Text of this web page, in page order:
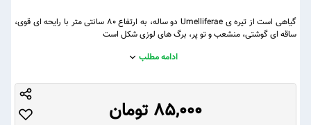
گیاهی است از تیره ی Umelliferae دو ساله، به ارتفاع 80 سانتی متر با رایحه ای قوی،
ساقه ای گوشتی، منشعب و تو پر، برگ های لوزی شکل است
ادامه مطلب
85,000 تومان